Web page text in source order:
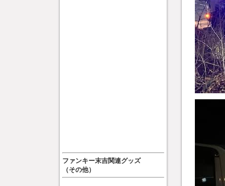
ファンキー末吉関連グッズ
（その他）